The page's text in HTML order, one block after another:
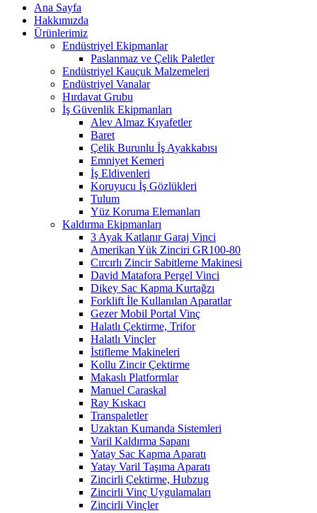
Ana Sayfa
Hakkımızda
Ürünlerimiz
Endüstriyel Ekipmanlar
Paslanmaz ve Çelik Paletler
Endüstriyel Kauçuk Malzemeleri
Endüstriyel Vanalar
Hırdavat Grubu
İş Güvenlik Ekipmanları
Alev Almaz Kıyafetler
Baret
Çelik Burunlu İş Ayakkabısı
Emniyet Kemeri
İş Eldivenleri
Koruyucu İş Gözlükleri
Tulum
Yüz Koruma Elemanları
Kaldırma Ekipmanları
3 Ayak Katlanır Garaj Vinci
Amerikan Yük Zinciri GR100-80
Cırcırlı Zincir Sabitleme Makinesi
David Matafora Pergel Vinci
Dikey Sac Kapma Kurtağzı
Forklift İle Kullanılan Aparatlar
Gezer Mobil Portal Vinç
Halatlı Çektirme, Trifor
Halatlı Vinçler
İstifleme Makineleri
Kollu Zincir Çektirme
Makaslı Platformlar
Manuel Caraskal
Ray Kıskacı
Transpaletler
Uzaktan Kumanda Sistemleri
Varil Kaldırma Sapanı
Yatay Sac Kapma Aparatı
Yatay Varil Taşıma Aparatı
Zincirli Çektirme, Hubzug
Zincirli Vinç Uygulamaları
Zincirli Vinçler